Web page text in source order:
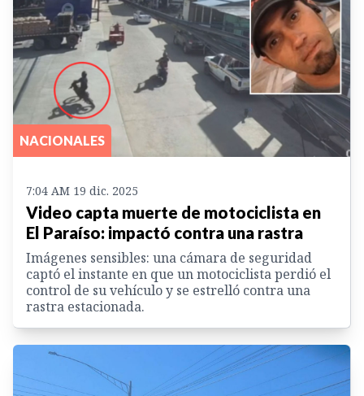
NACIONALES
7:04 AM 19 dic. 2025
Video capta muerte de motociclista en
El Paraíso: impactó contra una rastra
Imágenes sensibles: una cámara de seguridad
captó el instante en que un motociclista perdió el
control de su vehículo y se estrelló contra una
rastra estacionada.